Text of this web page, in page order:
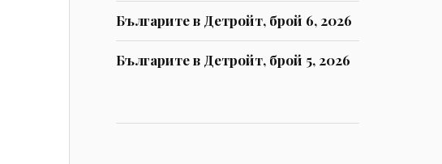
Българите в Детройт, брой 6, 2026
Българите в Детройт, брой 5, 2026